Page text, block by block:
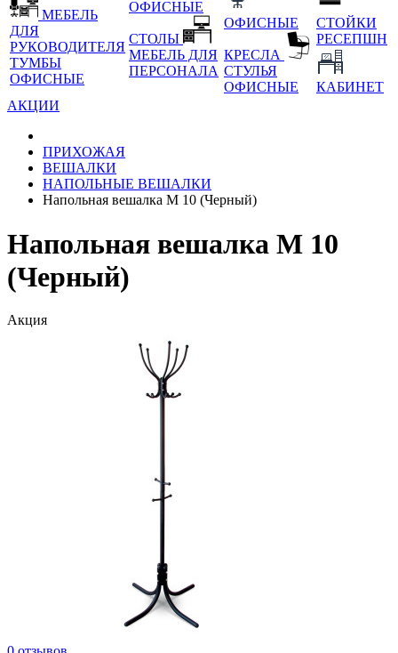
МЕБЕЛЬ
ДЛЯ
РУКОВОДИТЕЛЯ
ТУМБЫ
ОФИСНЫЕ
ОФИСНЫЕ
СТОЛЫ
МЕБЕЛЬ ДЛЯ
ПЕРСОНАЛА
ОФИСНЫЕ
КРЕСЛА
СТУЛЬЯ
ОФИСНЫЕ
СТОЙКИ
РЕСЕПШН
КАБИНЕТ
АКЦИИ
ПРИХОЖАЯ
ВЕШАЛКИ
НАПОЛЬНЫЕ ВЕШАЛКИ
Напольная вешалка М 10 (Черный)
Напольная вешалка М 10
(Черный)
Акция